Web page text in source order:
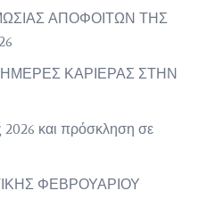
ΑΠΟΦΟΙΤΩΝ ΤΗΣ
ΗΜΕΡΕΣ ΚΑΡΙΕΡΑΣ ΣΤΗΝ
2026 και πρόσκληση σε
ΦΕΒΡΟΥΑΡΙΟΥ